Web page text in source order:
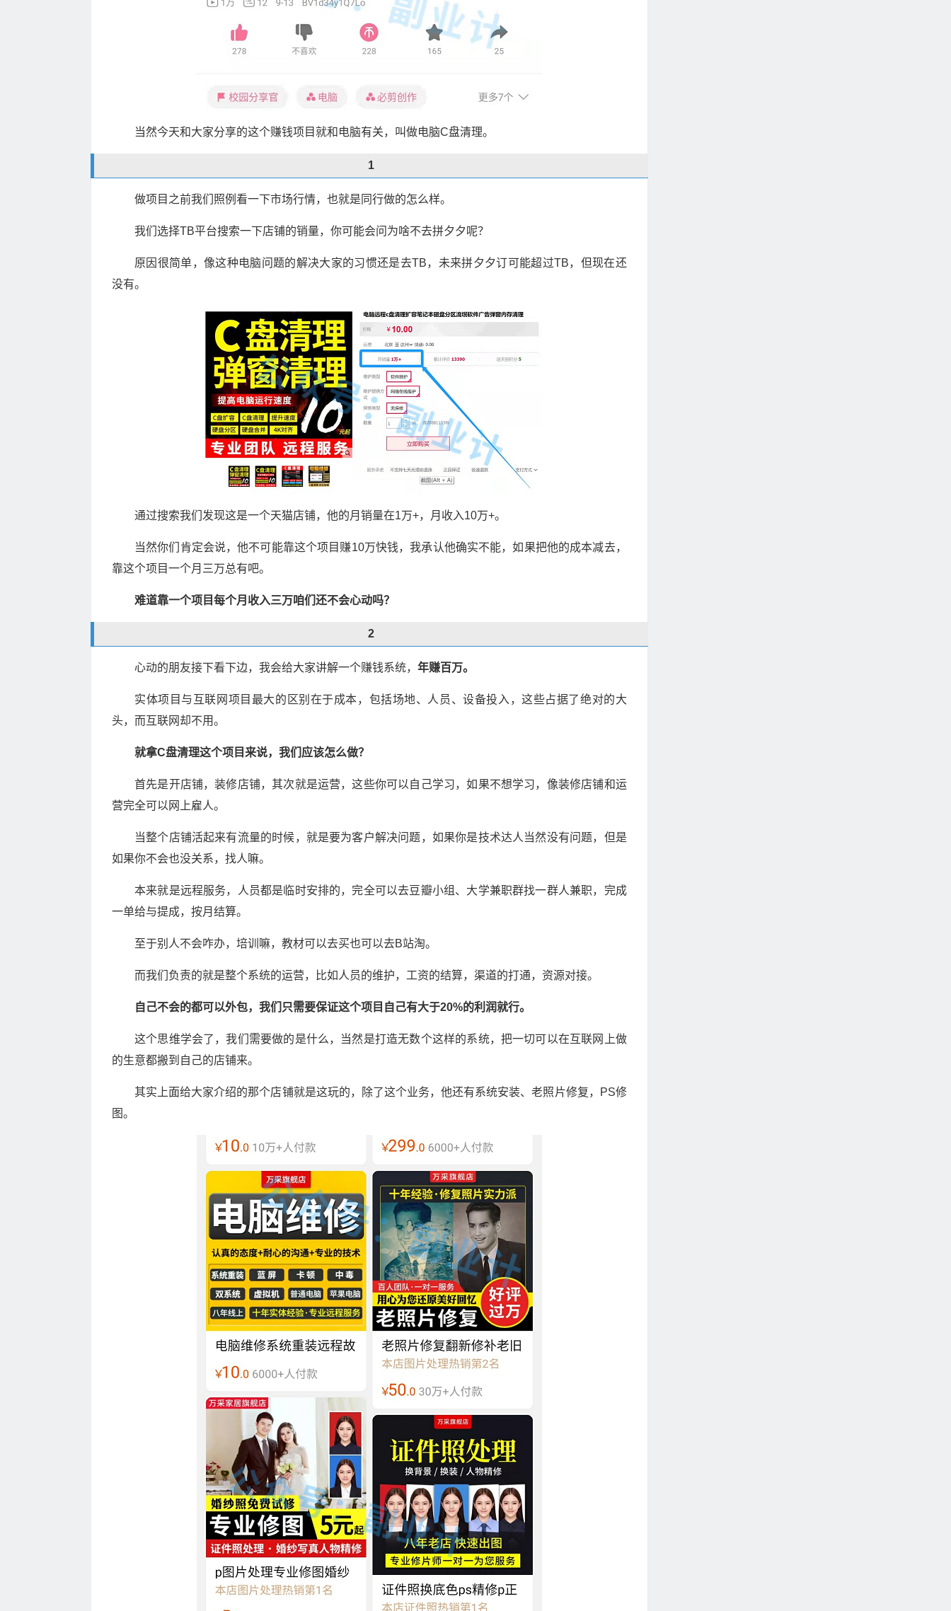
当然今天和大家分享的这个赚钱项目就和电脑有关，叫做电脑C盘清理。
1
做项目之前我们照例看一下市场行情，也就是同行做的怎么样。
我们选择TB平台搜索一下店铺的销量，你可能会问为啥不去拼夕夕呢？
原因很简单，像这种电脑问题的解决大家的习惯还是去TB，未来拼夕夕订可能超过TB，但现在还
没有。
通过搜索我们发现这是一个天猫店铺，他的月销量在1万+，月收入10万+。
当然你们肯定会说，他不可能靠这个项目赚10万快钱，我承认他确实不能，如果把他的成本减去，
靠这个项目一个月三万总有吧。
难道靠一个项目每个月收入三万咱们还不会心动吗？
2
心动的朋友接下看下边，我会给大家讲解一个赚钱系统， 年赚百万。
实体项目与互联网项目最大的区别在于成本，包括场地、人员、设备投入，这些占据了绝对的大
头，而互联网却不用。
就拿C盘清理这个项目来说，我们应该怎么做？
首先是开店铺，装修店铺，其次就是运营，这些你可以自己学习，如果不想学习，像装修店铺和运
营完全可以网上雇人。
当整个店铺活起来有流量的时候，就是要为客户解决问题，如果你是技术达人当然没有问题，但是
如果你不会也没关系，找人嘛。
本来就是远程服务，人员都是临时安排的，完全可以去豆瓣小组、大学兼职群找一群人兼职，完成
一单给与提成，按月结算。
至于别人不会咋办，培训嘛，教材可以去买也可以去B站淘。
而我们负责的就是整个系统的运营，比如人员的维护，工资的结算，渠道的打通，资源对接。
自己不会的都可以外包，我们只需要保证这个项目自己有大于20%的利润就行。
这个思维学会了，我们需要做的是什么，当然是打造无数个这样的系统，把一切可以在互联网上做
的生意都搬到自己的店铺来。
其实上面给大家介绍的那个店铺就是这玩的，除了这个业务，他还有系统安装、老照片修复，PS修
图。